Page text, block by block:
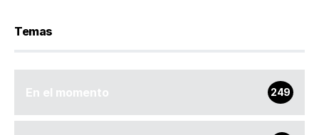
Temas
En el momento 249